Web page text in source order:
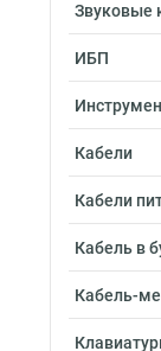
Звуковые
ИБП
Кабели
Кабели
Кабель в
Кабель-